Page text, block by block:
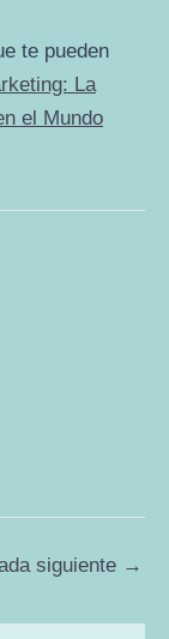
te pueden
La
el Mundo
siguiente →